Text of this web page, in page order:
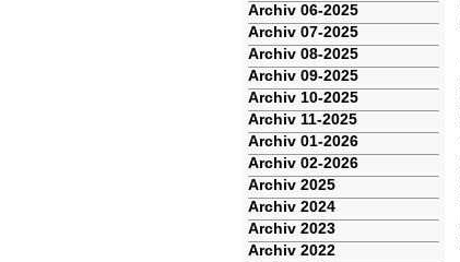
Archiv 06-2025
Archiv 07-2025
Archiv 08-2025
Archiv 09-2025
Archiv 10-2025
Archiv 11-2025
Archiv 01-2026
Archiv 02-2026
Archiv 2025
Archiv 2024
Archiv 2023
Archiv 2022